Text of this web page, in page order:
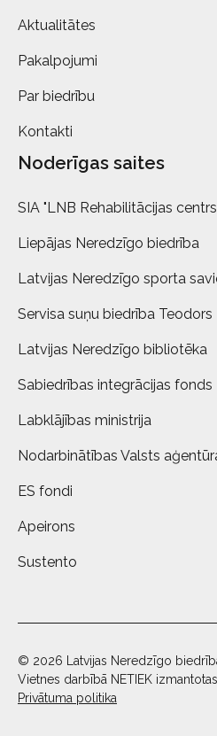
Aktualitātes
Pakalpojumi
Par biedrību
Kontakti
Noderīgas saites
SIA "LNB Rehabilitācijas
Liepājas Neredzīgo biedrība
Latvijas Neredzīgo sporta
Servisa suņu biedrība Teodors
Latvijas Neredzīgo bibliotēka
Sabiedrības integrācijas fonds
Labklājības ministrija
Nodarbinātības Valsts
ES fondi
Apeirons
Sustento
© 2026 Latvijas Neredzīgo
Vietnes darbībā NETIEK
Privātuma politika